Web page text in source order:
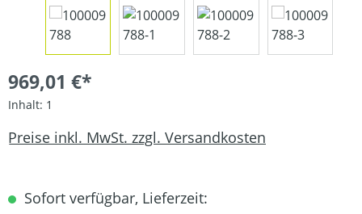
969,01 €*
Inhalt: 1
Preise inkl. MwSt. zzgl. Versandkosten
Sofort verfügbar, Lieferzeit: